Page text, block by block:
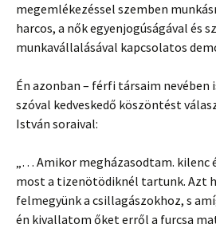
megemlékezéssel szemben
harcos, a nők egyenjogúságával és
munkavállalásával kapcsolatos
Én azonban – férfi társaim nevében
szóval kedveskedő köszöntést
István soraival:
„… Amikor megházasodtam. kilenc
most a tizenötödiknél tartunk. Azt
felmegyünk a csillagászokhoz, s
én kivallatom őket erről a furcsa